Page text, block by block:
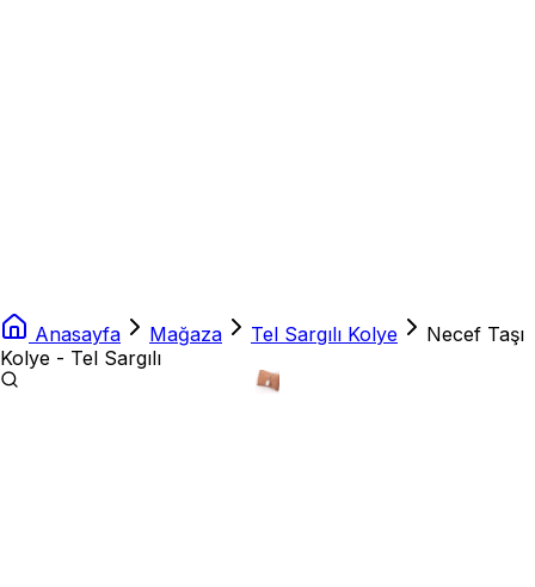
Anasayfa Mağaza Tel Sargılı Kolye
Necef Taşı
Kolye - Tel Sargılı